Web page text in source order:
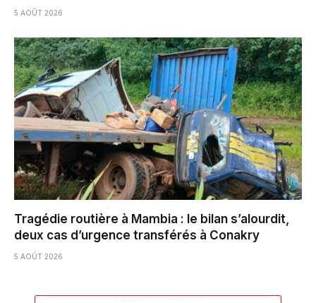
5 AOÛT 2026
Tragédie routière à Mambia : le bilan s’alourdit,
deux cas d’urgence transférés à Conakry
5 AOÛT 2026